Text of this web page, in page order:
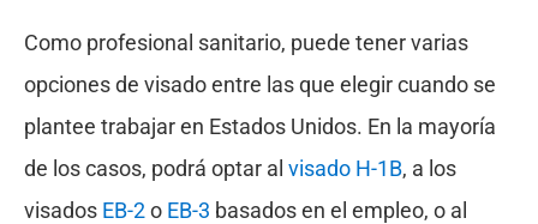
Como profesional sanitario, puede tener varias
opciones de visado entre las que elegir cuando se
plantee trabajar en Estados Unidos. En la mayoría
de los casos, podrá optar al visado H-1B, a los
visados EB-2o EB-3 basados en el empleo, o al